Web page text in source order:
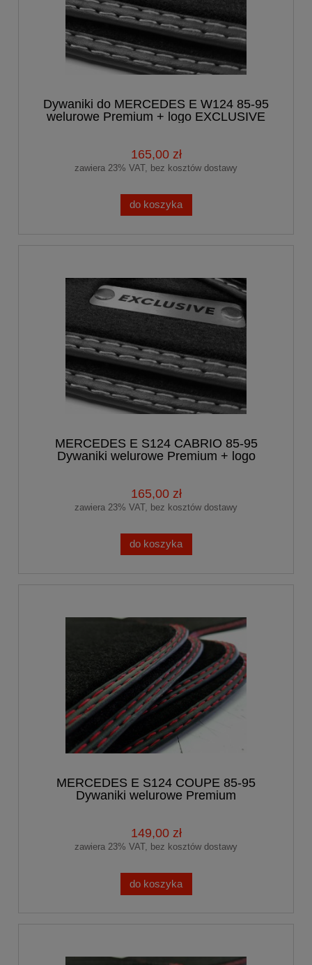
Dywaniki do MERCEDES E W124 85-95
welurowe Premium + logo EXCLUSIVE
165,00 zł
zawiera 23% VAT, bez kosztów dostawy
do koszyka
MERCEDES E S124 CABRIO 85-95
Dywaniki welurowe Premium + logo
165,00 zł
zawiera 23% VAT, bez kosztów dostawy
do koszyka
MERCEDES E S124 COUPE 85-95
Dywaniki welurowe Premium
149,00 zł
zawiera 23% VAT, bez kosztów dostawy
do koszyka